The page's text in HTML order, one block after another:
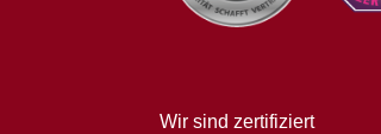
Wir sind zertifiziert